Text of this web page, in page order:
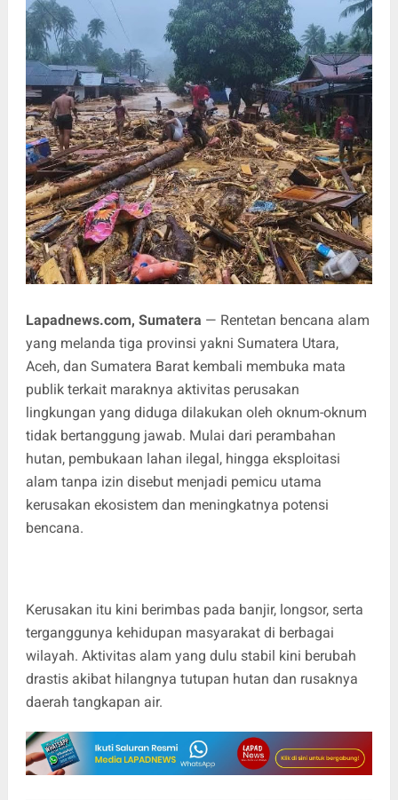
Lapadnews.com, Sumatera — Rentetan bencana alam
yang melanda tiga provinsi yakni Sumatera Utara,
Aceh, dan Sumatera Barat kembali membuka mata
publik terkait maraknya aktivitas perusakan
lingkungan yang diduga dilakukan oleh oknum-oknum
tidak bertanggung jawab. Mulai dari perambahan
hutan, pembukaan lahan ilegal, hingga eksploitasi
alam tanpa izin disebut menjadi pemicu utama
kerusakan ekosistem dan meningkatnya potensi
bencana.
Kerusakan itu kini berimbas pada banjir, longsor, serta
terganggunya kehidupan masyarakat di berbagai
wilayah. Aktivitas alam yang dulu stabil kini berubah
drastis akibat hilangnya tutupan hutan dan rusaknya
daerah tangkapan air.